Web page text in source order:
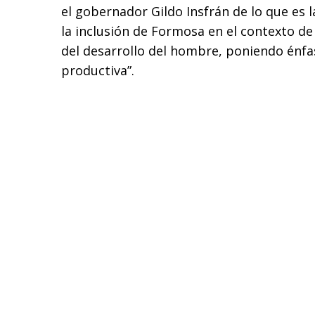
el gobernador Gildo Insfrán de lo que es
la inclusión de Formosa en el contexto
del desarrollo del hombre, poniendo
productiva”.